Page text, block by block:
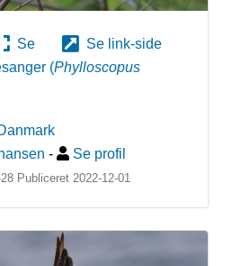
Se
Se link-side
(Phylloscopus
- Se profil
Publiceret 2022-12-01